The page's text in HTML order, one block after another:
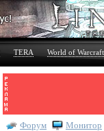
TERA World of Warcraft
Форум Монитор